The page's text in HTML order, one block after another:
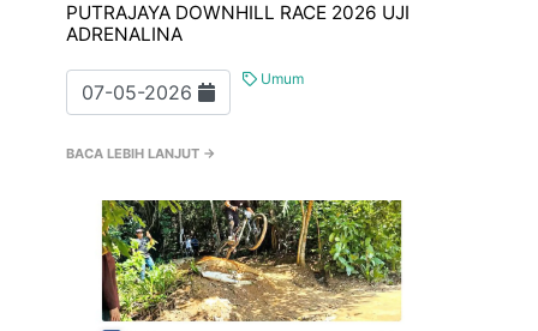
PUTRAJAYA DOWNHILL RACE 2026 UJI
ADRENALINA
07-05-2026
Umum
BACA LEBIH LANJUT →